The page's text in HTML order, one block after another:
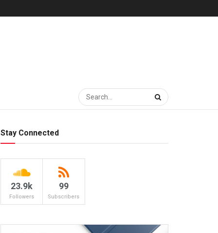
Stay Connected
23.9k
Followers
99
Subscribers